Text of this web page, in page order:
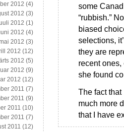
some
“rubbish.”
biased
selections,
they are
recent
she found
The fact
much more
that I have
2012 (4)
2012 (3)
2012 (1)
2012 (4)
2012 (3)
2012 (12)
2012 (5)
2012 (9)
2012 (12)
2011 (7)
2011 (9)
2011 (10)
2011 (7)
2011 (12)